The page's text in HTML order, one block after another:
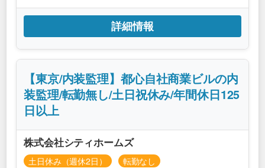
詳細情報
【東京/内装監理】都心自社商業ビルの内
装監理/転勤無し/土日祝休み/年間休日125
日以上
株式会社シティホームズ
土日休み（週休2日）
転勤なし